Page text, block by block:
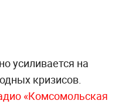
усиливается на
кризисов.
«Комсомольская